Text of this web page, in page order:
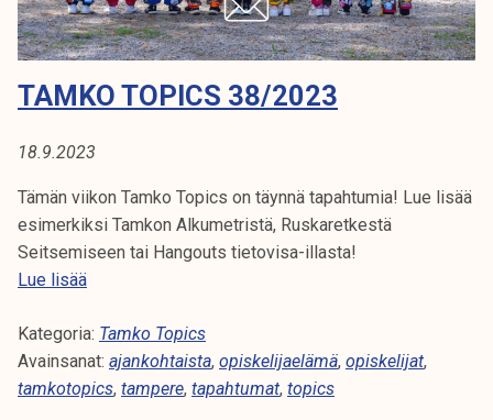
/
2
0
2
TAMKO TOPICS 38/2023
18.9.2023
Tämän viikon Tamko Topics on täynnä tapahtumia! Lue lisää
esimerkiksi Tamkon Alkumetristä, Ruskaretkestä
Seitsemiseen tai Hangouts tietovisa-illasta!
Lue lisääT
m
k
o
Kategoria: Tamko Topics
Avainsanat: ajankohtaista, opiskelijaelämä, opiskelijat,
tamkotopics, tampere, tapahtumat, topics